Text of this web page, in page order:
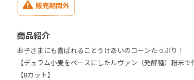
販売期間外
商品紹介
お子さまにも喜ばれることうけあいのコーンたっぷり！
【デュラム小麦をベースにしたルヴァン（発酵種）粉末
【8カット】